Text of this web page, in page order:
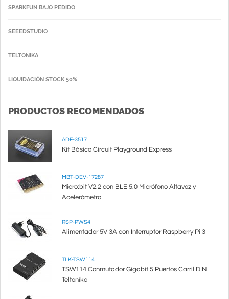
SPARKFUN BAJO PEDIDO
SEEEDSTUDIO
TELTONIKA
LIQUIDACIÓN STOCK 50%
PRODUCTOS RECOMENDADOS
ADF-3517
Kit Básico Circuit Playground Express
MBT-DEV-17287
Micro:bit V2.2 con BLE 5.0 Micrófono Altavoz y
Acelerómetro
RSP-PWS4
Alimentador 5V 3A con Interruptor Raspberry Pi 3
TLK-TSW114
TSW114 Conmutador Gigabit 5 Puertos Carril DIN
Teltonika